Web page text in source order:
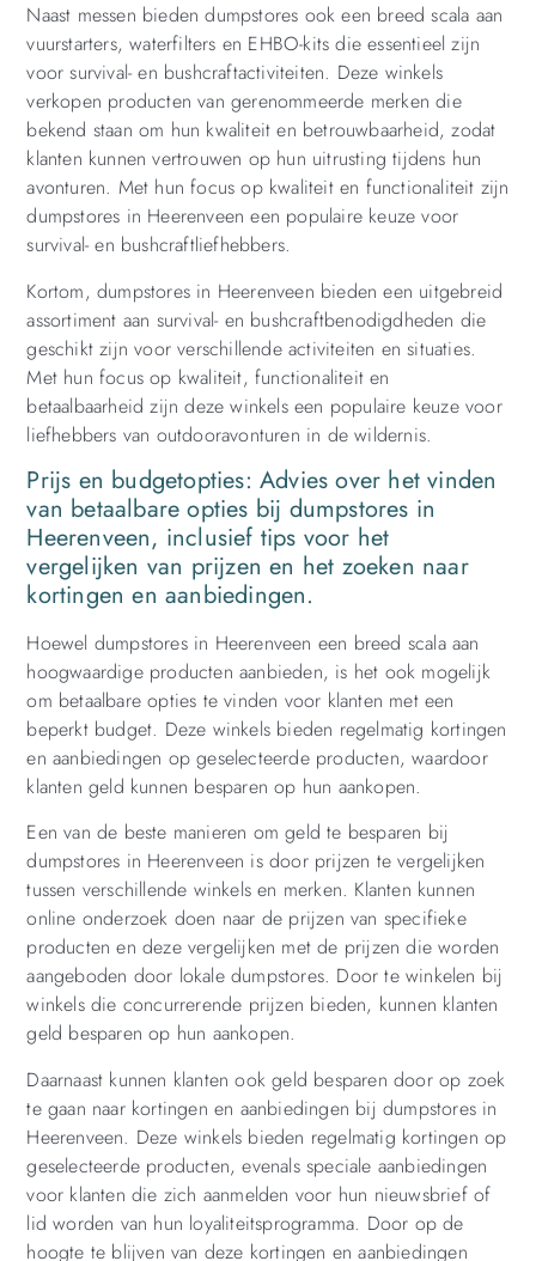
Naast messen bieden dumpstores ook een breed scala aan
vuurstarters, waterfilters en EHBO-kits die essentieel zijn
voor survival- en bushcraftactiviteiten. Deze winkels
verkopen producten van gerenommeerde merken die
bekend staan om hun kwaliteit en betrouwbaarheid, zodat
klanten kunnen vertrouwen op hun uitrusting tijdens hun
avonturen. Met hun focus op kwaliteit en functionaliteit zijn
dumpstores in Heerenveen een populaire keuze voor
survival- en bushcraftliefhebbers.
Kortom, dumpstores in Heerenveen bieden een uitgebreid
assortiment aan survival- en bushcraftbenodigdheden die
geschikt zijn voor verschillende activiteiten en situaties.
Met hun focus op kwaliteit, functionaliteit en
betaalbaarheid zijn deze winkels een populaire keuze voor
liefhebbers van outdooravonturen in de wildernis.
Prijs en budgetopties: Advies over het vinden
van betaalbare opties bij dumpstores in
Heerenveen, inclusief tips voor het
vergelijken van prijzen en het zoeken naar
kortingen en aanbiedingen.
Hoewel dumpstores in Heerenveen een breed scala aan
hoogwaardige producten aanbieden, is het ook mogelijk
om betaalbare opties te vinden voor klanten met een
beperkt budget. Deze winkels bieden regelmatig kortingen
en aanbiedingen op geselecteerde producten, waardoor
klanten geld kunnen besparen op hun aankopen.
Een van de beste manieren om geld te besparen bij
dumpstores in Heerenveen is door prijzen te vergelijken
tussen verschillende winkels en merken. Klanten kunnen
online onderzoek doen naar de prijzen van specifieke
producten en deze vergelijken met de prijzen die worden
aangeboden door lokale dumpstores. Door te winkelen bij
winkels die concurrerende prijzen bieden, kunnen klanten
geld besparen op hun aankopen.
Daarnaast kunnen klanten ook geld besparen door op zoek
te gaan naar kortingen en aanbiedingen bij dumpstores in
Heerenveen. Deze winkels bieden regelmatig kortingen op
geselecteerde producten, evenals speciale aanbiedingen
voor klanten die zich aanmelden voor hun nieuwsbrief of
lid worden van hun loyaliteitsprogramma. Door op de
hoogte te blijven van deze kortingen en aanbiedingen